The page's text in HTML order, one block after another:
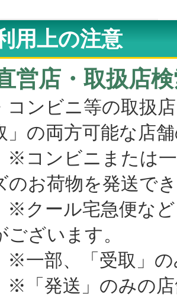
用上の注意
直営店・取扱店
ンビニ等の取扱
」の両方可能な店
ンビニまたは一
のお荷物を発送で
ール宅急便など
ございます。
部、「受取」の
発送」のみの店